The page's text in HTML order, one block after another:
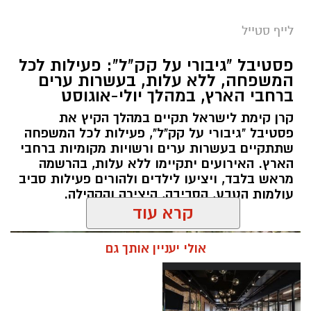
27 באוגוסט, יום חמישי, בשעות 16:30-19:30 הורים
וילדים
לפרטים נוספים
והרשמה:https://bit.ly/summer26ecoocean
מטר הפרסאידים, מתרחש כתוצאה ממפגש כדור
הוא נחשב כמטר גדול במיוחד שבו ניתן לראות
מטאורים רבים בלי שימוש באמצעי ראייה. בשיא
מטאורים בשעה.
רשות הטבע והגנים מזמינה אתכם ללילות קסומים
לייף סטייל
פסטיבל "גיבורי על קק"ל": פעילות לכל
המשפחה, ללא עלות, בעשרות ערים
ברחבי הארץ, במהלך יולי-אוגוסט
קרן קימת לישראל תקיים במהלך הקיץ את
פסטיבל "גיבורי על קק"ל", פעילות לכל המשפחה
שתתקיים בעשרות ערים ורשויות מקומיות ברחבי
הארץ. האירועים יתקיימו ללא עלות, בהרשמה
מראש בלבד, ויציעו לילדים ולהורים פעילות סביב
עולמות הטבע, הסביבה, היצירה והקהילה.
קרא עוד
אולי יעניין אותך גם